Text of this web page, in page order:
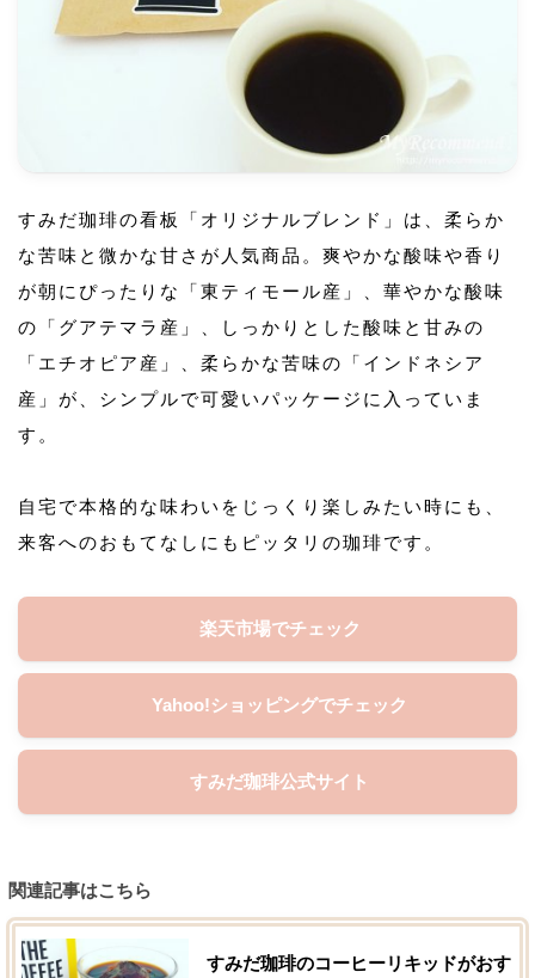
すみだ珈琲の看板「オリジナルブレンド」は、柔らか
な苦味と微かな甘さが人気商品。爽やかな酸味や香り
が朝にぴったりな「東ティモール産」、華やかな酸味
の「グアテマラ産」、しっかりとした酸味と甘みの
「エチオピア産」、柔らかな苦味の「インドネシア
産」が、シンプルで可愛いパッケージに入っていま
す。
自宅で本格的な味わいをじっくり楽しみたい時にも、
来客へのおもてなしにもピッタリの珈琲です。
楽天市場でチェック
Yahoo!ショッピングでチェック
すみだ珈琲公式サイト
関連記事はこちら
すみだ珈琲のコーヒーリキッドがおす